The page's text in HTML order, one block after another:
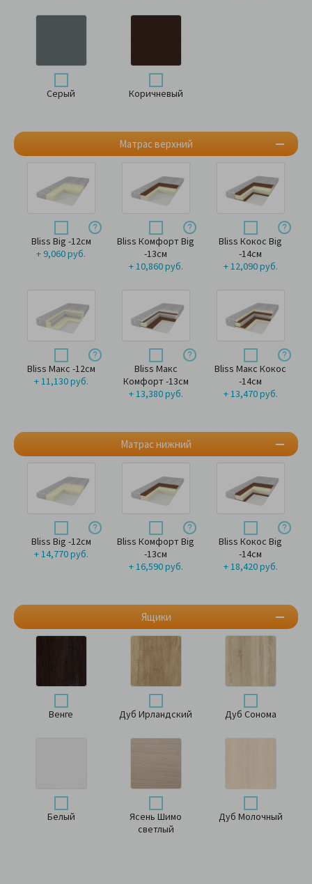
Матрас верхний
Матрас нижний
Ящики
Серый Коричневый
Bliss Big -12см
+ 9,060 руб.
Bliss Комфорт Big
-13см
+ 10,860 руб.
Bliss Кокос Big
-14см
+ 12,090 руб.
Bliss Макс -12см
+ 11,130 руб.
Bliss Макс
Комфорт -13см
+ 13,380 руб.
Bliss Макс Кокос
-14см
+ 13,470 руб.
Bliss Big -12см
+ 14,770 руб.
Bliss Комфорт Big
-13см
+ 16,590 руб.
Bliss Кокос Big
-14см
+ 18,420 руб.
Венге Дуб Ирландский Дуб Сонома
Белый
Ясень Шимо
светлый
Дуб Молочный